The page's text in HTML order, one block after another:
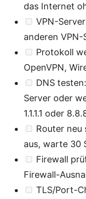
das Internet
VPN-
anderen
Protokoll
OpenVPN,
DNS
Server oder
1.1.1.1 oder
Router neu
aus, warte 30
Firewall
Firewall-
TLS/Port-